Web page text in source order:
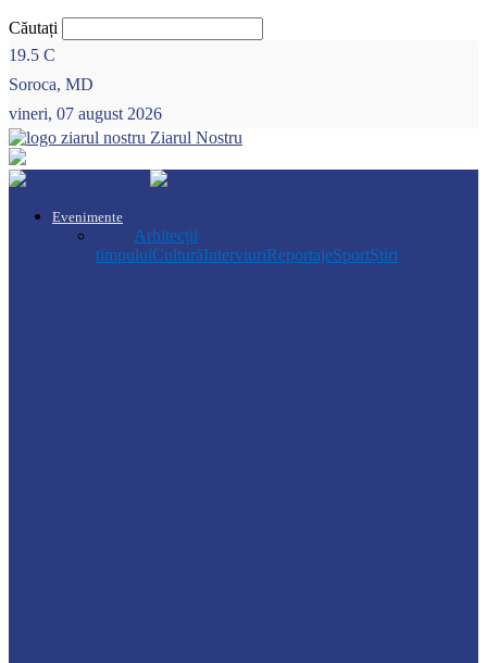
Căutați
19.5 C
Soroca, MD
vineri, 07 august 2026
Ziarul Nostru
Evenimente
Arhitecții
timpuluiCulturăInterviuriReportajeSportȘtiri